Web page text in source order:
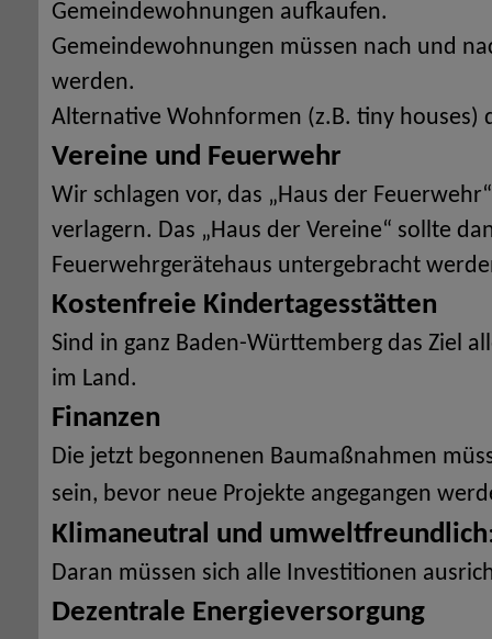
Gemeindewohnungen aufkaufen.
Gemeindewohnungen müssen nach und
werden.
Alternative Wohnformen (z.B. tiny houses)
Vereine und Feuerwehr
Wir schlagen vor, das „Haus der
verlagern. Das „Haus der Vereine“ sollte
Feuerwehrgerätehaus untergebracht
Kostenfreie Kindertagesstätten
Sind in ganz Baden-Württemberg das Ziel
im Land.
Finanzen
Die jetzt begonnenen Baumaßnahmen
sein, bevor neue Projekte angegangen
Klimaneutral und umweltfreundlich
Daran müssen sich alle Investitionen
Dezentrale Energieversorgung